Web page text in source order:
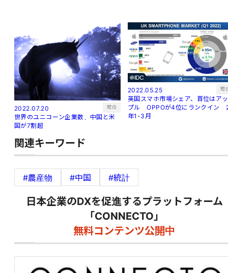
2022.07.20 短信
世界のユニコーン企業数、中国と米
国が7割超
2022.05.25 短
英国スマホ市場シェア、首位はアッ
プル OPPOが4位にランクイン
年1-3月
関連キーワード
#農産物 #中国 #統計
日本企業のDXを促進するプラットフォーム
「CONNECTO」
無料コンテンツ公開中